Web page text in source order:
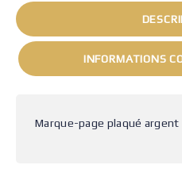
INFORMATIONS
Marque-page plaqué argent